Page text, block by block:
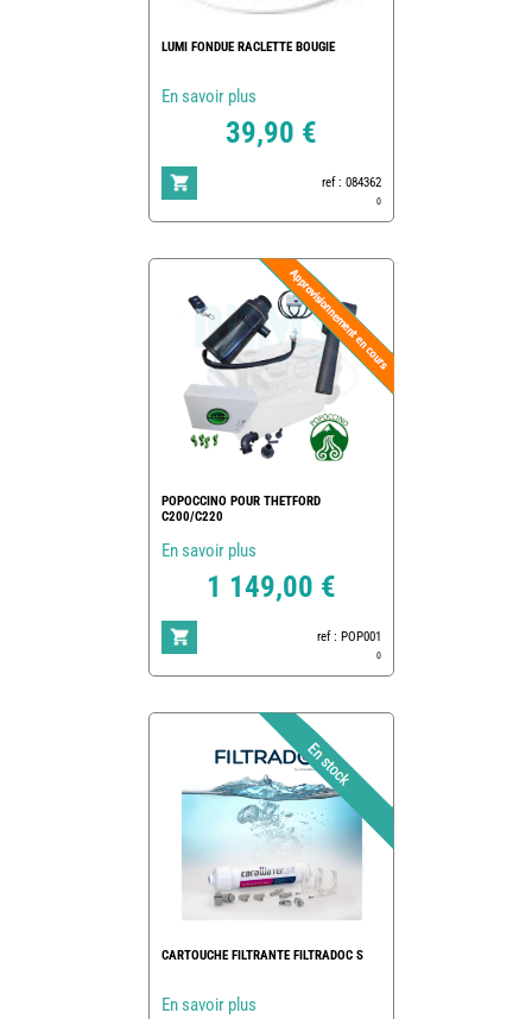
LUMI FONDUE RACLETTE BOUGIE
En savoir plus
39,90 €
ref : 084362
0
POPOCCINO POUR THETFORD
C200/C220
En savoir plus
1 149,00 €
ref : POP001
0
CARTOUCHE FILTRANTE FILTRADOC S
En savoir plus